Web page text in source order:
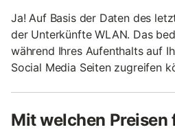
Ja! Auf Basis der Daten des
der Unterkünfte WLAN. Das
während Ihres Aufenthalts auf
Social Media Seiten zugreifen
Mit welchen Preisen